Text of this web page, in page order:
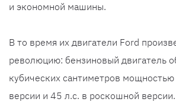
и экономной машины.
В то время их двигатели Ford
революцию: бензиновый двигатель
кубических сантиметров
версии и 45 л.с. в роскошной